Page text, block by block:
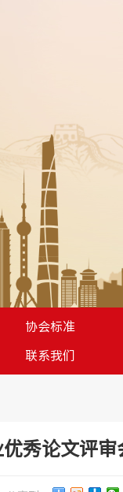
协会标准
联系我们
秀论文评审